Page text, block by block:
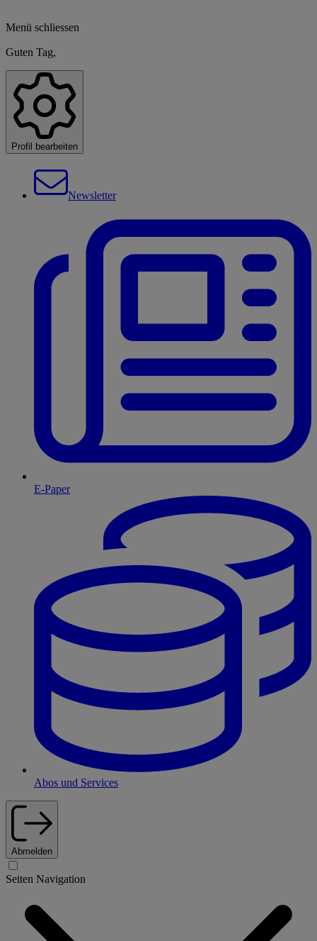
Menü schliessen
Guten Tag,
Profil bearbeiten
Newsletter
E-Paper
Abos und Services
Abmelden
Seiten Navigation